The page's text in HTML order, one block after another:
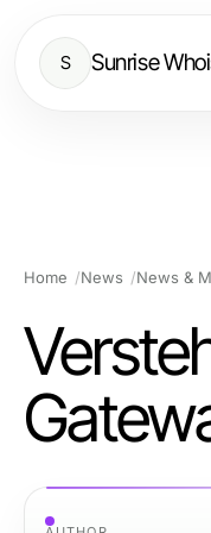
S Sunrise
Home News News &